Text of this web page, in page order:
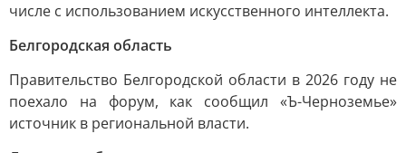
числе с использованием искусственного интеллекта.
Белгородская область
Правительство Белгородской области в 2026 году не
поехало на форум, как сообщил «Ъ-Черноземье»
источник в региональной власти.